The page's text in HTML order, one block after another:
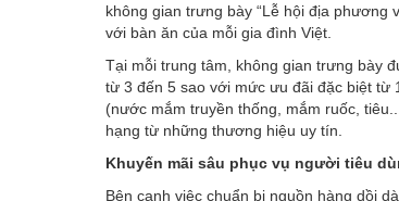
không gian trưng bày “Lễ hội địa phương
với bàn ăn của mỗi gia đình Việt.
Tại mỗi trung tâm, không gian trưng bày
từ 3 đến 5 sao với mức ưu đãi đặc biệt từ
(nước mắm truyền thống, mắm ruốc,
hạng từ những thương hiệu uy tín.
Khuyến mãi sâu phục vụ người tiêu
Bên cạnh việc chuẩn bị nguồn hàng dồi